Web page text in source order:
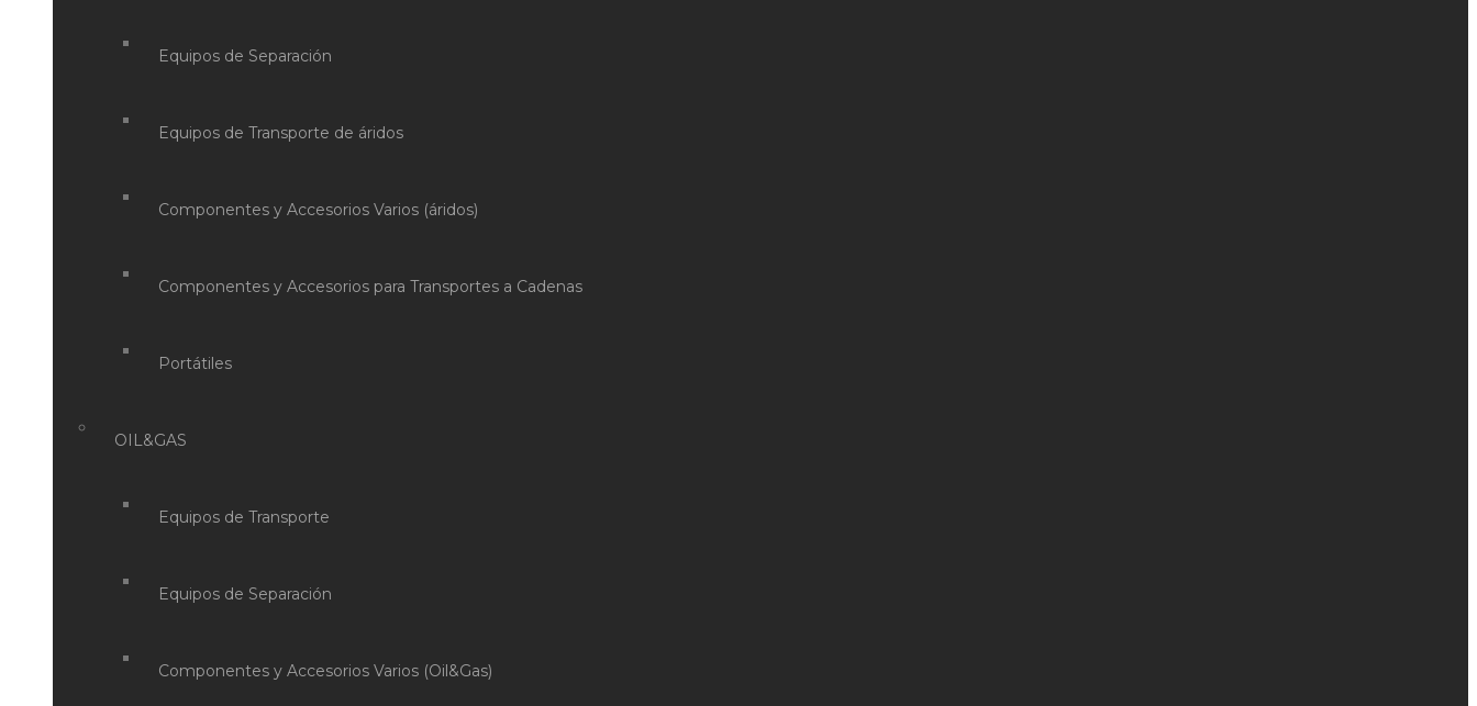
Equipos de Separación
Equipos de Transporte de áridos
Componentes y Accesorios Varios (áridos)
Componentes y Accesorios para Transportes a Cadenas
Portátiles
OIL&GAS
Equipos de Transporte
Equipos de Separación
Componentes y Accesorios Varios (Oil&Gas)